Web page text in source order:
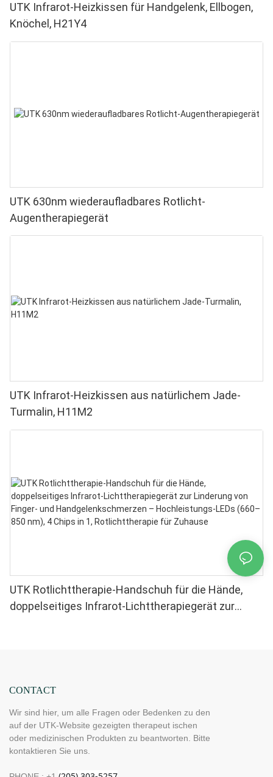
UTK Infrarot-Heizkissen für Handgelenk, Ellbogen,
Knöchel, H21Y4
UTK 630nm wiederaufladbares Rotlicht-
Augentherapiegerät
UTK Infrarot-Heizkissen aus natürlichem Jade-
Turmalin, H11M2
UTK Rotlichttherapie-Handschuh für die Hände,
doppelseitiges Infrarot-Lichttherapiegerät zur
CONTACT
Wir sind hier, um alle Fragen oder Bedenken zu den
auf der UTK-Website gezeigten therapeut ischen
oder medizinischen Produkten zu beantworten. Bitte
kontaktieren Sie uns.